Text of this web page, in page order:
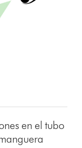
en el tubo